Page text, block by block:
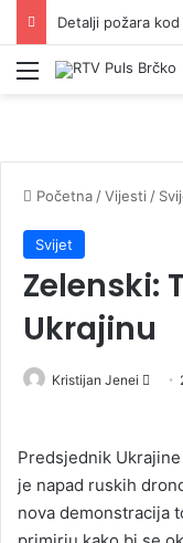
Izbornik
Početna /Vijesti /
Svijet
Zelenski:
Ukrajinu
Kristijan Jenei
d
a
n
e
Predsjednik
je napad ruskih
nova demonstracija